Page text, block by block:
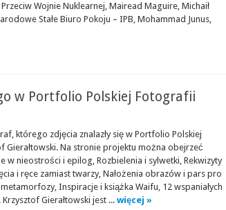
Przeciw Wojnie Nuklearnej, Mairead Maguire, Michaił
Stałe Biuro Pokoju – IPB, Mohammad Junus,
w Portfolio Polskiej Fotografii
którego zdjęcia znalazły się w Portfolio Polskiej
Gierałtowski. Na stronie projektu można obejrzeć
w nieostrości i epilog, Rozbielenia i sylwetki, Rekwizyty
i ręce zamiast twarzy, Nałożenia obrazów i pars pro
Inspiracje i książka Waifu, 12 wspaniałych
Gierałtowski jest ... więcej »